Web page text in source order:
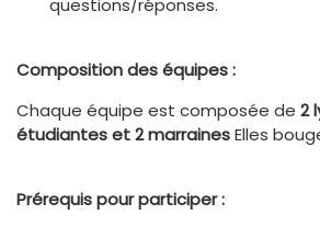
questions/réponses.
Composition des équipes :
Chaque équipe est composée de 2
étudiantes et 2 marrainesElles
Prérequis pour participer :